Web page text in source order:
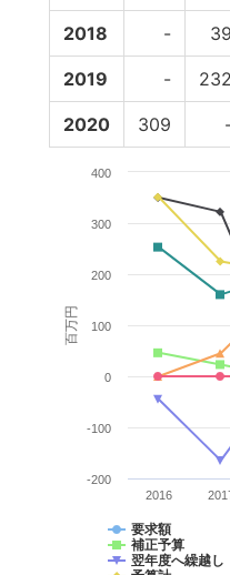
2018 - 39
2019 - 232
2020 309
百万円
要求額
補正予算
翌年度へ繰越し
2016
-200
-100
0
100
200
300
400